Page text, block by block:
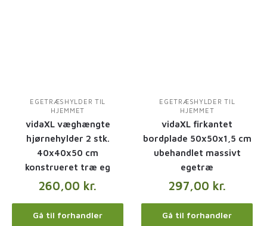
EGETRÆSHYLDER TIL
HJEMMET
vidaXL væghængte
hjørnehylder 2 stk.
40x40x50 cm
konstrueret træ eg
260,00 kr.
Gå til forhandler
EGETRÆSHYLDER TIL
HJEMMET
vidaXL firkantet
bordplade 50x50x1,5 cm
ubehandlet massivt
egetræ
297,00 kr.
Gå til forhandler